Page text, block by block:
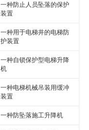
一种防止人员坠落的保护
装置
一种用于电梯井的电梯防
护装置
一种自锁保护型电梯升降
机
一种电梯机械吊装用缓冲
装置
一种防坠落施工升降机